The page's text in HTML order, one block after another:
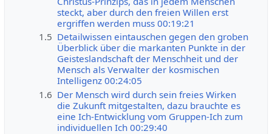
steckt, aber durch den freien Willen erst
ergriffen werden muss 00:19:21
1.5 Detailwissen eintauschen gegen den groben
Überblick über die markanten Punkte in der
Geisteslandschaft der Menschheit und der
Mensch als Verwalter der kosmischen
Intelligenz 00:24:05
1.6 Der Mensch wird durch sein freies Wirken
die Zukunft mitgestalten, dazu brauchte es
eine Ich-Entwicklung vom Gruppen-Ich zum
individuellen Ich 00:29:40